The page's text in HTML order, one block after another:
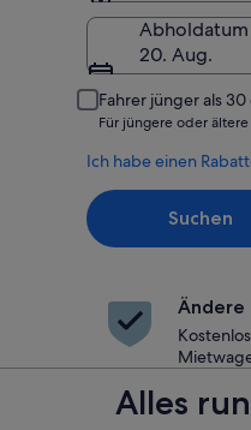
Abholort
Abholdatum
20. Aug.
Fahrer jünger als
Für jüngere oder
Ich habe einen
Suchen
Ändere
Alles